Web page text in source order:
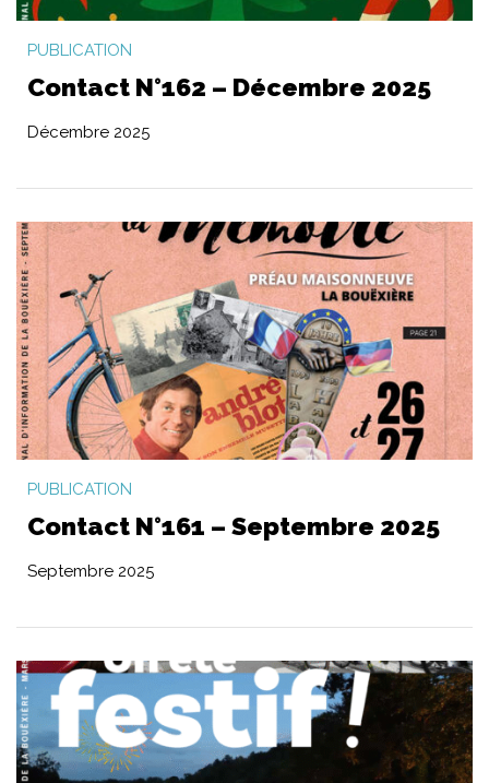
PUBLICATION
Contact N°162 – Décembre 2025
Décembre 2025
PUBLICATION
Contact N°161 – Septembre 2025
Septembre 2025